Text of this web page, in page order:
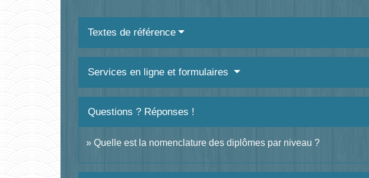
Textes de référence
Services en ligne et formulaires
Questions ? Réponses !
Quelle est la nomenclature des diplômes par niveau ?